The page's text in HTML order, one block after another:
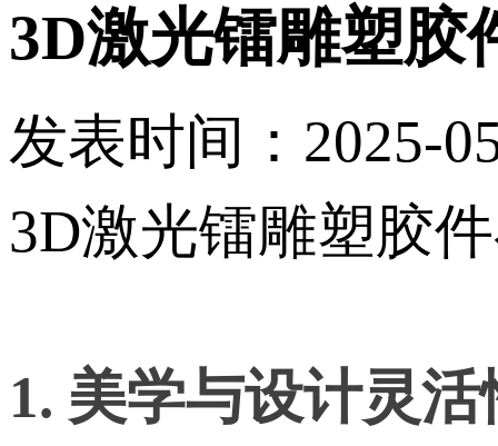
3D激光镭雕塑胶
发表时间：2025-
3D激光镭雕塑胶
1. 美学与设计灵活